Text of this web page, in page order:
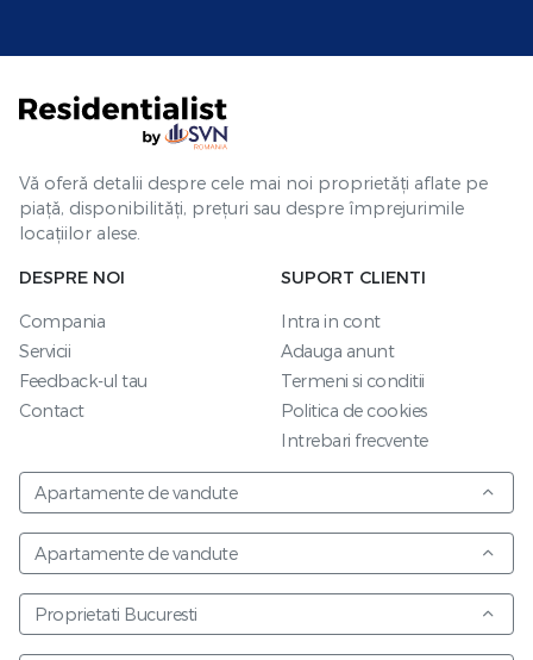
Vă oferă detalii despre cele mai noi proprietăți aflate pe
piață, disponibilități, prețuri sau despre împrejurimile
locațiilor alese.
DESPRE NOI
Compania
Servicii
Feedback-ul tau
Contact
SUPORT CLIENTI
Intra in cont
Adauga anunt
Termeni si conditii
Politica de cookies
Intrebari frecvente
Apartamente de vandute
Apartamente de vandute
Proprietati Bucuresti